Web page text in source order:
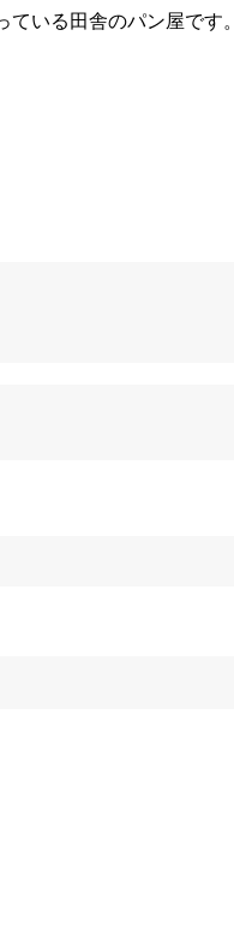
いる田舎のパン屋です。